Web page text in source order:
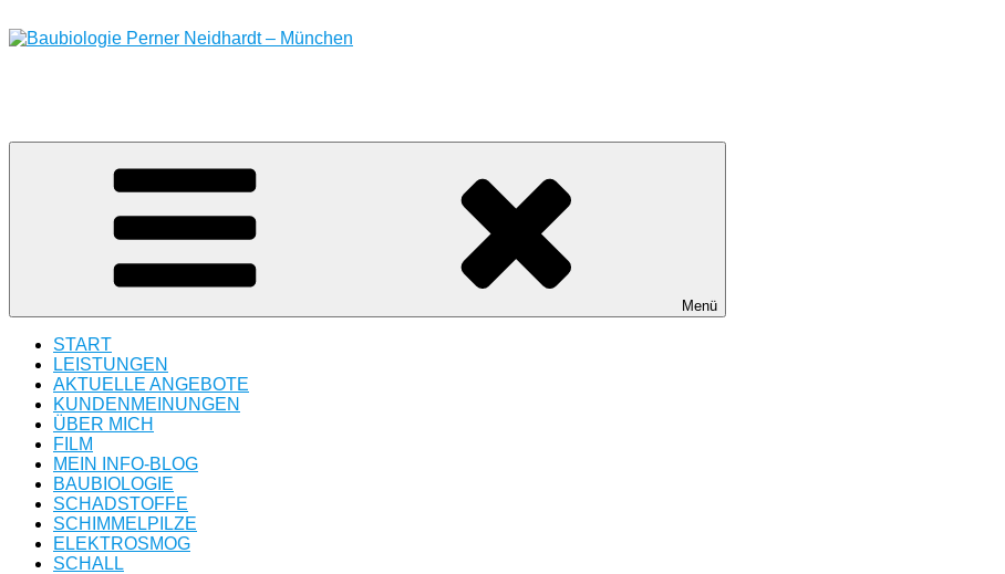
Inhalt
Menü
START
LEISTUNGEN
AKTUELLE ANGEBOTE
KUNDENMEINUNGEN
ÜBER MICH
FILM
MEIN INFO-BLOG
BAUBIOLOGIE
SCHADSTOFFE
SCHIMMELPILZE
ELEKTROSMOG
SCHALL